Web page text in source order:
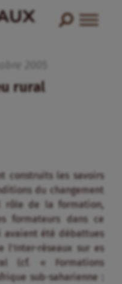
rural
construits les savoirs
du changement
rôle de la formation,
formateurs dans ce
avaient été débattues
réseaux sur es
(cf. « Formations
sub-saharienne :